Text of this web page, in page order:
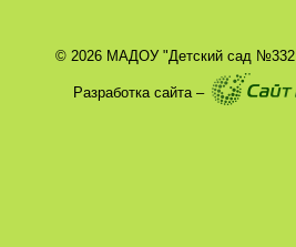
© 2026 МАДОУ "Детский сад №332
Разработка сайта –